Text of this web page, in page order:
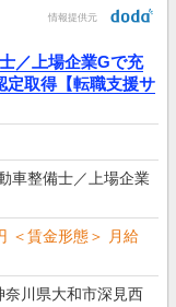
情報提供元
／上場企業Gで充
定取得【転職支援サ
車整備士／上場企業
＜賃金形態＞ 月給
奈川県大和市深見西